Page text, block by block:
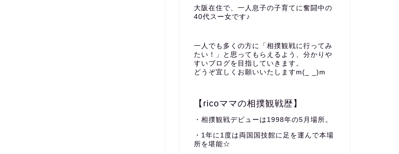
大阪在住で、一人息子の子育てに奮闘中の
40代スー女です♪
一人でも多くの方に「相撲観戦に行ってみ
たい！」と思ってもらえるよう、分かりや
すいブログを目指していきます。
どうぞ宜しくお願いいたしますm(_ _)m
【ricoママの相撲観戦歴】
・相撲観戦デビューは1998年の5月場所。
・1年に1度は両国国技館に足を運んで本場
所を堪能☆